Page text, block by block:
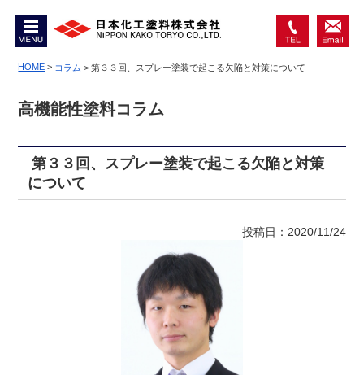
MENU
74-
HOME > コラム >第３３回、スプレー塗装で起こる欠陥と対策について
高機能性塗料コラム
第３３回、スプレー塗装で起こる欠陥と対策
について
投稿日：2020/11/24